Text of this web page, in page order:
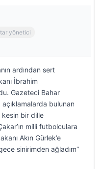
yönetici
ardından sert
İbrahim
Gazeteci Bahar
açıklamalarda bulunan
kesin bir dille
milli futbolculara
Akın Gürlek’e
sinirimden ağladım”